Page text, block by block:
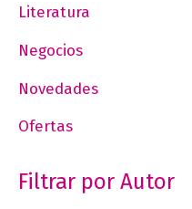
Literatura
Negocios
Novedades
Ofertas
Filtrar por Autor